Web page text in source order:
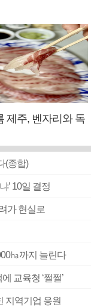
제주, 벤자리와 독
(종합)
’ 10일 결정
가 현실로
㏊까지 늘린다
교육청 ‘쩔쩔’
지역기업 응원